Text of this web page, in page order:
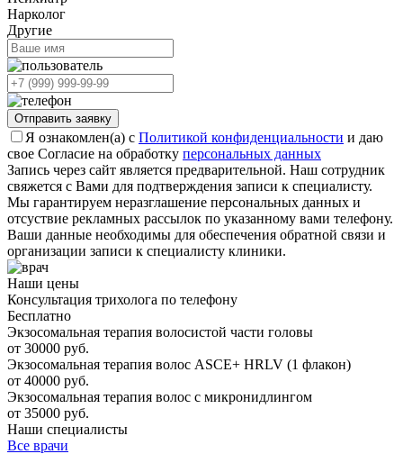
Нарколог
Другие
Отправить заявку
Я ознакомлен(а) с Политикой конфиденциальности и даю
свое Согласие на обработку персональных данных
Запись через сайт является предварительной. Наш сотрудник
свяжется с Вами для подтверждения записи к специалисту.
Мы гарантируем неразглашение персональных данных и
отсуствие рекламных рассылок по указанному вами телефону.
Ваши данные необходимы для обеспечения обратной связи и
организации записи к специалисту клиники.
Наши цены
Консультация трихолога по телефону
Бесплатно
Экзосомальная терапия волосистой части головы
от 30000 руб.
Экзосомальная терапия волос ASCE+ HRLV (1 флакон)
от 40000 руб.
Экзосомальная терапия волос с микронидлингом
от 35000 руб.
Наши специалисты
Все врачи